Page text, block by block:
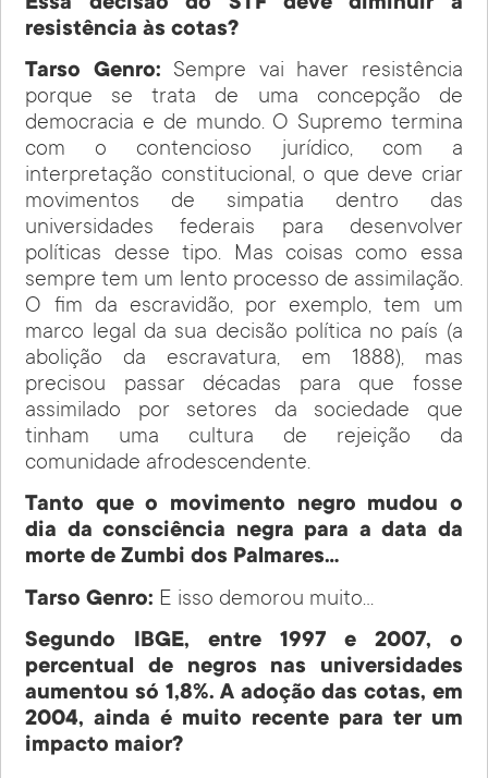
resistência às cotas?
Tarso Genro: Sempre vai haver resistência
porque se trata de uma concepção de
democracia e de mundo. O Supremo termina
com o contencioso jurídico, com a
interpretação constitucional, o que deve criar
movimentos de simpatia dentro das
universidades federais para desenvolver
políticas desse tipo. Mas coisas como essa
sempre tem um lento processo de assimilação.
O fim da escravidão, por exemplo, tem um
marco legal da sua decisão política no país (a
abolição da escravatura, em 1888), mas
precisou passar décadas para que fosse
assimilado por setores da sociedade que
tinham uma cultura de rejeição da
comunidade afrodescendente.
Tanto que o movimento negro mudou o
dia da consciência negra para a data da
morte de Zumbi dos Palmares…
Tarso Genro: E isso demorou muito…
Segundo IBGE, entre 1997 e 2007, o
percentual de negros nas universidades
aumentou só 1,8%. A adoção das cotas, em
2004, ainda é muito recente para ter um
impacto maior?